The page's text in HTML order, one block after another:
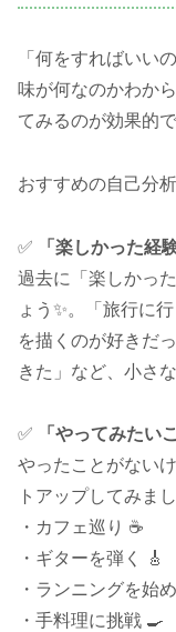
「何をすればいい
味が何なのかわか
てみるのが効果的で
おすすめの自己分
✅ 「楽しかった経
過去に「楽しかっ
ょう✨。「旅行に
を描くのが好きだ
きた」など、小さ
✅ 「やってみたい
やったことがない
トアップしてみま
・カフェ巡り ☕
・ギターを弾く 🎸
・ランニングを始
・手料理に挑戦 🍳